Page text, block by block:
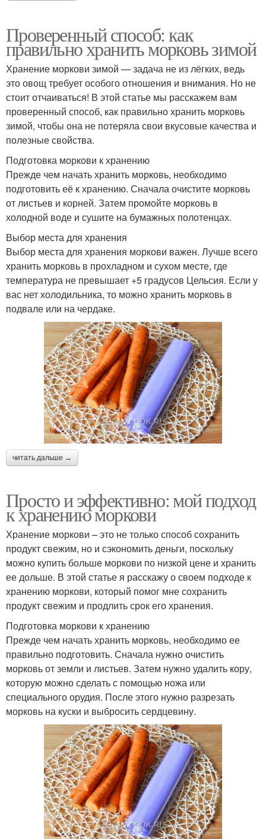
Проверенный способ: как
правильно хранить морковь зимой
Хранение моркови зимой — задача не из лёгких, ведь
это овощ требует особого отношения и внимания. Но не
стоит отчаиваться! В этой статье мы расскажем вам
проверенный способ, как правильно хранить морковь
зимой, чтобы она не потеряла свои вкусовые качества и
полезные свойства.
Подготовка моркови к хранению
Прежде чем начать хранить морковь, необходимо
подготовить её к хранению. Сначала очистите морковь
от листьев и корней. Затем промойте морковь в
холодной воде и сушите на бумажных полотенцах.
Выбор места для хранения
Выбор места для хранения моркови важен. Лучше всего
хранить морковь в прохладном и сухом месте, где
температура не превышает +5 градусов Цельсия. Если у
вас нет холодильника, то можно хранить морковь в
подвале или на чердаке.
читать дальше →
Просто и эффективно: мой подход
к хранению моркови
Хранение моркови – это не только способ сохранить
продукт свежим, но и сэкономить деньги, поскольку
можно купить больше моркови по низкой цене и хранить
ее дольше. В этой статье я расскажу о своем подходе к
хранению моркови, который помог мне сохранить
продукт свежим и продлить срок его хранения.
Подготовка моркови к хранению
Прежде чем начать хранить морковь, необходимо ее
правильно подготовить. Сначала нужно очистить
морковь от земли и листьев. Затем нужно удалить кору,
которую можно сделать с помощью ножа или
специального орудия. После этого нужно разрезать
морковь на куски и выбросить сердцевину.